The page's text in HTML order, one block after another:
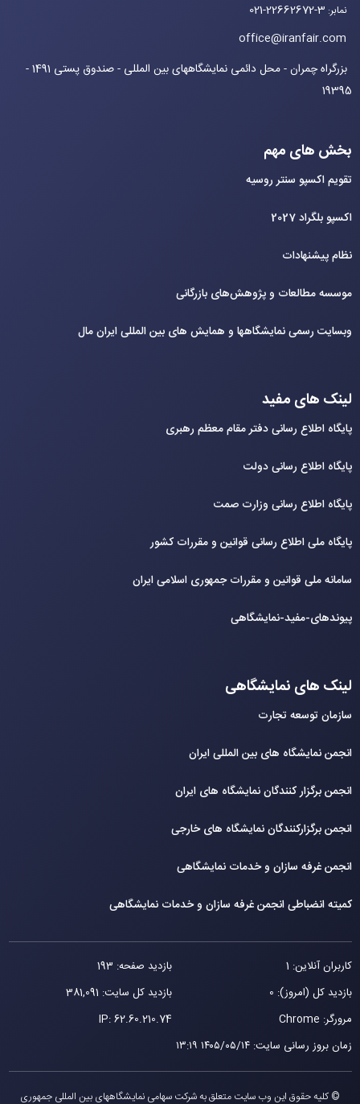
نمابر:
021-22662672-3
office@iranfair.com
بزرگراه چمران - محل دائمی نمایشگاههای بین المللی - صندوق پستی 1491 -
19395
بخش های مهم
تقویم اکسپو سنتر روسیه
اکسپو بلگراد 2027
نظام پیشنهادات
موسسه مطالعات و پژوهش‌های بازرگانی
وبسایت رسمی نمایشگاهها و همایش های بین‌ المللی ایران مال
لینک های مفید
پایگاه اطلاع رسانی دفتر مقام معظم رهبری
پایگاه اطلاع رسانی دولت
پایگاه اطلاع رسانی وزارت صمت
پایگاه ملی اطلاع رسانی قوانین و مقررات کشور
سامانه ملی قوانین و مقررات جمهوری اسلامی ایران
پیوندهای-مفید-نمایشگاهی
لینک های نمایشگاهی
سازمان توسعه تجارت
انجمن نمایشگاه های بین المللی ایران
انجمن برگزار کنندگان نمایشگاه های ایران
انجمن برگزارکنندگان نمایشگاه های خارجی
انجمن غرفه سازان و خدمات نمایشگاهی
کمیته انضباطی انجمن غرفه سازان و خدمات نمایشگاهی
کاربران آنلاین: 1
بازدید صفحه: 193
بازدید کل (امروز): 0
بازدید کل سایت: 381,091
مرورگر: Chrome
IP:62.60.210.74
زمان بروز رسانی سایت:۱۴۰۵/۰۵/۱۴ ۱۳:۱۹
© کلیه حقوق این وب سایت متعلق به شرکت سهامی نمایشگاههای بین المللی جمهوری